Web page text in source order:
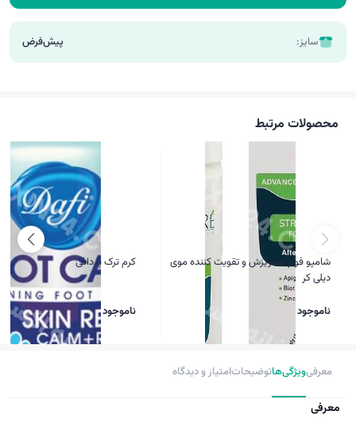
سایز: پیش‌فرض
محصولات مرتبط
شامپو فوم ضدریزش و تقویت کننده موی
دیلی کر
ناموجود
کرم ترک پا دافی
ناموجود
معرفیویژگی‌هاتوضیحاتامتیاز و دیدگاه
معرفی